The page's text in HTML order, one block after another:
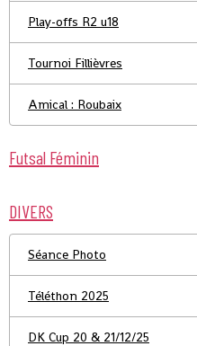
Play-offs R2 u18
Tournoi Fillièvres
Amical : Roubaix
Futsal Féminin
DIVERS
Séance Photo
Téléthon 2025
DK Cup 20 & 21/12/25